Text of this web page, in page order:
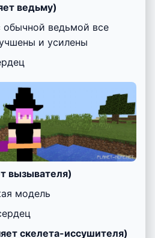
ведьму)
ведьмой все
и усилены
вызывателя)
модель
скелета-иссушителя)